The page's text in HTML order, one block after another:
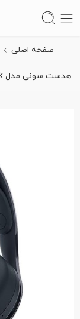
صفحه اصلی
هدست سونی مدل PS5 Pulse 3D Wireless Headset Midnight Black